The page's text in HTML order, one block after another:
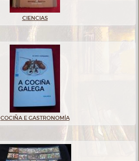
CIENCIAS
COCIÑA E GASTRONOMÍA